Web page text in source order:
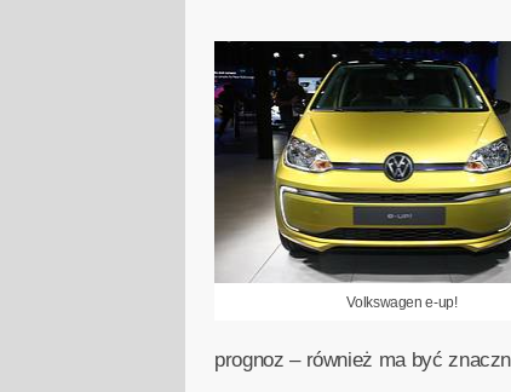
Volkswagen e-up!
prognoz – również ma być